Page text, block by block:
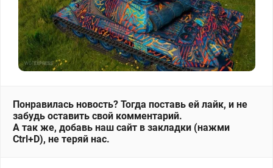
Понравилась новость? Тогда поставь ей лайк, и не
забудь оставить свой комментарий.
А так же, добавь наш сайт в закладки (нажми
Ctrl+D), не теряй нас.